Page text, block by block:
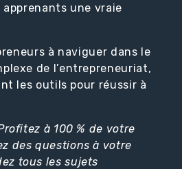
apprenants une vraie
à naviguer dans le
de l’entrepreneuriat,
les outils pour réussir à
à 100 % de votre
des questions à votre
tous les sujets